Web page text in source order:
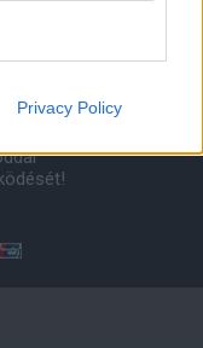
Privacy Policy